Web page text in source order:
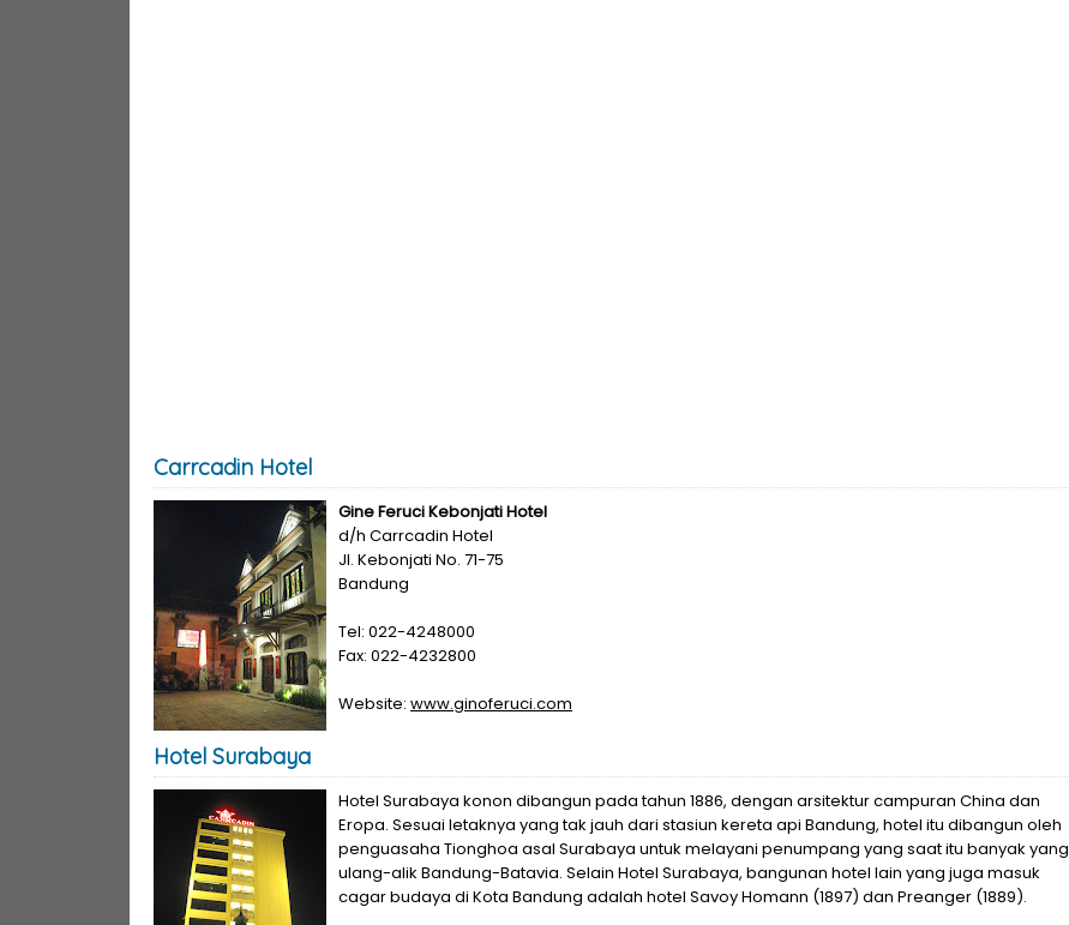
Carrcadin Hotel
Gine Feruci Kebonjati Hotel
d/h Carrcadin Hotel
Jl. Kebonjati No. 71-75
Bandung
Tel: 022-4248000
Fax: 022-4232800
Website: www.ginoferuci.com
Hotel Surabaya
Hotel Surabaya konon dibangun pada tahun 1886, dengan arsitektur campuran China dan
Eropa. Sesuai letaknya yang tak jauh dari stasiun kereta api Bandung, hotel itu dibangun oleh
penguasaha Tionghoa asal Surabaya untuk melayani penumpang yang saat itu banyak yang
ulang-alik Bandung-Batavia. Selain Hotel Surabaya, bangunan hotel lain yang juga masuk
cagar budaya di Kota Bandung adalah hotel Savoy Homann (1897) dan Preanger (1889).